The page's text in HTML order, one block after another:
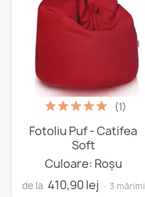
(1)
Fotoliu Puf - Catifea
Soft
Culoare: Roșu
de la 410,90 lej · 3 mărimi